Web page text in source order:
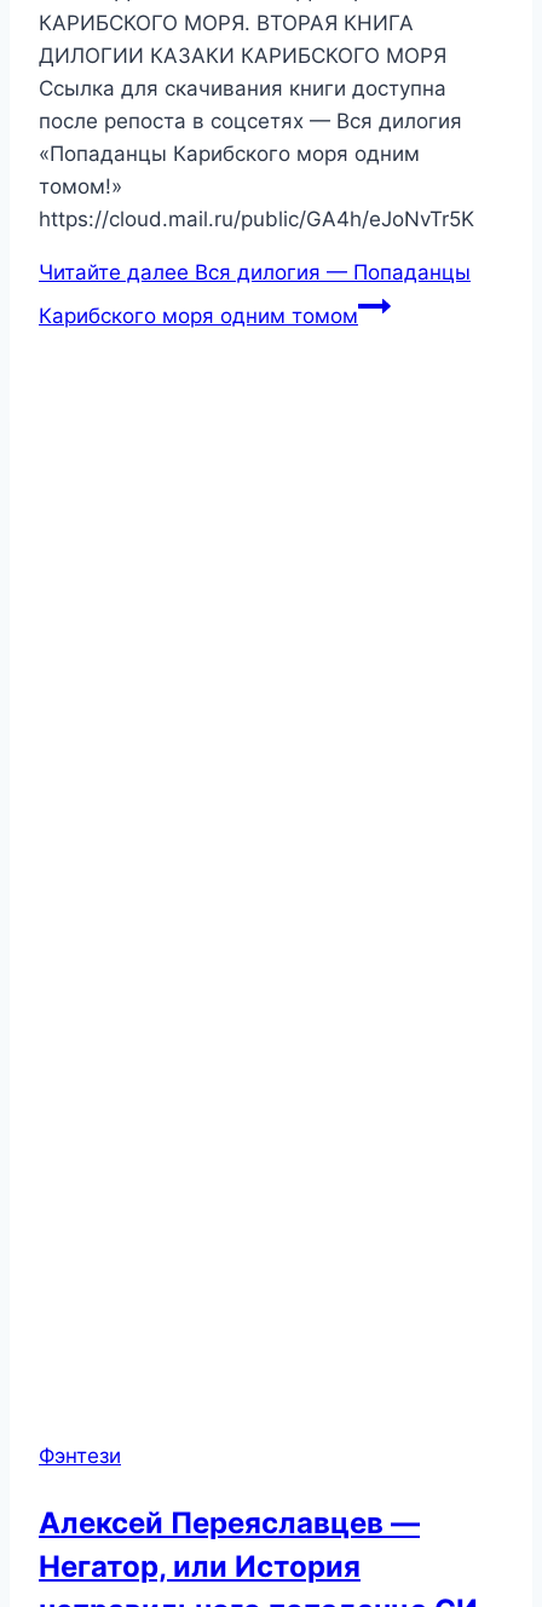
КАРИБСКОГО МОРЯ. ВТОРАЯ КНИГА
ДИЛОГИИ КАЗАКИ КАРИБСКОГО МОРЯ
Ссылка для скачивания книги доступна
после репоста в соцсетях — Вся дилогия
«Попаданцы Карибского моря одним
томом!»
https://cloud.mail.ru/public/GA4h/eJoNvTr5K
Читайте далее Вся дилогия — Попаданцы
Карибского моря одним томом
Фэнтези
Алексей Переяславцев —
Негатор, или История